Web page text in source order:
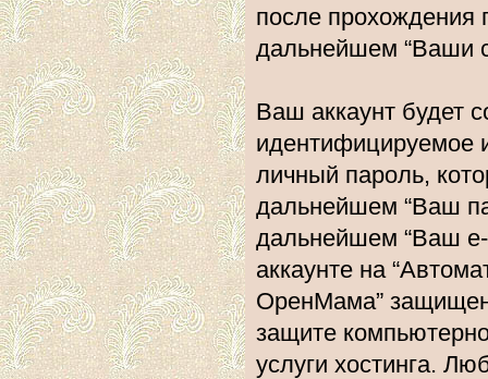
после прохождения
дальнейшем “Ваши
Ваш аккаунт будет
идентифицируемое
личный пароль,
дальнейшем “Ваш
дальнейшем “Ваш
аккаунте на
ОренМама”
защите
услуги хостинга.